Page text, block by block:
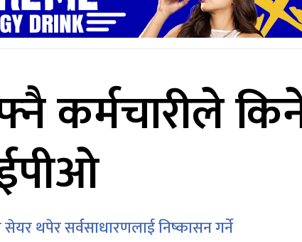
कर्मचारीले
थपेर सर्वसाधारणलाई निष्कासन गर्ने